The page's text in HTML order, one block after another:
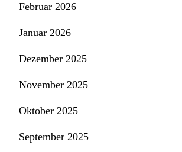
Februar 2026
Januar 2026
Dezember 2025
November 2025
Oktober 2025
September 2025